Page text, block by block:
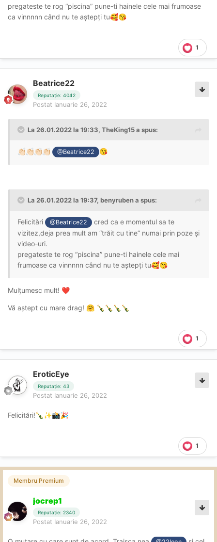
pregateste te rog “piscina” pune-ti hainele cele mai frumoase
ca vinnnnn când nu te aștepți tu🥰😘
1
Beatrice22
Reputație: 4042
Postat Ianuarie 26, 2022
La 26.01.2022 la 19:33, TheKing15a spus:
👏🏻👏🏻👏🏻👏🏻 @Beatrice22 😘
La 26.01.2022 la 19:37, benyrubena spus:
Felicitări @Beatrice22
cred ca e momentul sa te
vizitez,deja prea mult am “trăit cu tine” numai prin poze și
video-uri.
pregateste te rog “piscina” pune-ti hainele cele mai
frumoase ca vinnnnn când nu te aștepți tu🥰😘
Mulțumesc mult! ❤️
Vă aștept cu mare drag! 🤗 🍾🍾🍾🍾
1
EroticEye
Reputație: 43
Postat Ianuarie 26, 2022
Felicitări!🍾✨📸🎉
1
Membru Premium
jocrep1
Reputație: 2340
Postat Ianuarie 26, 2022